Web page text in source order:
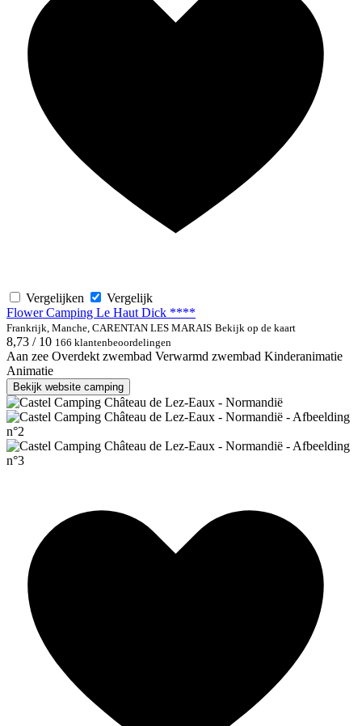
Vergelijken
Vergelijk
Flower Camping Le Haut Dick ****
Frankrijk, Manche, CARENTAN LES MARAIS Bekijk op de kaart
8,73 / 10 166 klantenbeoordelingen
Aan zee Overdekt zwembad Verwarmd zwembad Kinderanimatie
Animatie
Bekijk website camping